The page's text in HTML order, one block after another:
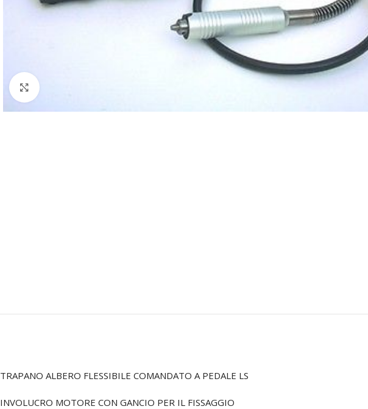
TRAPANO ALBERO FLESSIBILE COMANDATO A PEDALE LS
INVOLUCRO MOTORE CON GANCIO PER IL FISSAGGIO